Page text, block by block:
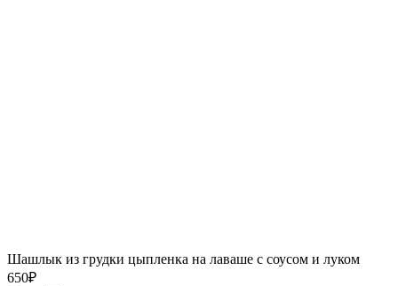
Шашлык из грудки цыпленка на лаваше с соусом и луком
650₽